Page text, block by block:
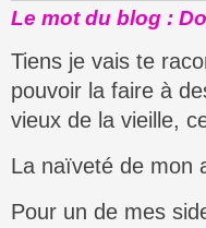
Le mot du blog :
Tiens je vais te
pouvoir la faire à
vieux de la vieille,
La naïveté de mon
Pour un de mes